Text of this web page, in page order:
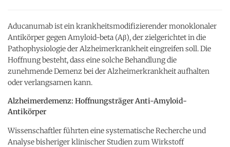
Aducanumab ist ein krankheitsmodifizierender monoklonaler
Antikörper gegen Amyloid-beta (Aβ), der zielgerichtet in die
Pathophysiologie der Alzheimerkrankheit eingreifen soll. Die
Hoffnung besteht, dass eine solche Behandlung die
zunehmende Demenz bei der Alzheimerkrankheit aufhalten
oder verlangsamen kann.
Alzheimerdemenz: Hoffnungsträger Anti-Amyloid-
Antikörper
Wissenschaftler führten eine systematische Recherche und
Analyse bisheriger klinischer Studien zum Wirkstoff